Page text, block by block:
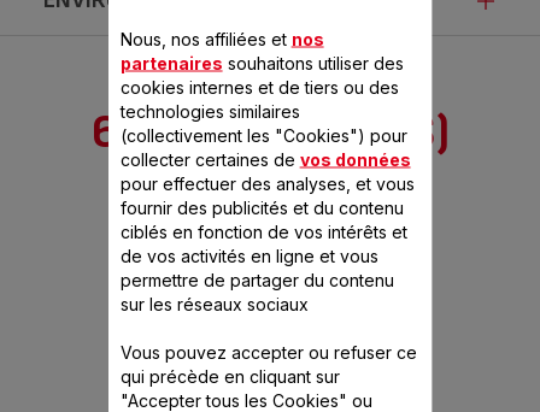
Ce produit n’est pas impacté par les
modalités de communication de la loi
Anti-Gaspillage pour une Economie
Circulaire.
6 ACCESSOIRE(S)
NEW CLASSIC
Nous, nos affiliées et nos
partenaires souhaitons utiliser des
cookies internes et de tiers ou des
technologies similaires
(collectivement les "Cookies") pour
collecter certaines de vos données
pour effectuer des analyses, et vous
fournir des publicités et du contenu
ciblés en fonction de vos intérêts et
de vos activités en ligne et vous
permettre de partager du contenu
sur les réseaux sociaux
Vous pouvez accepter ou refuser ce
qui précède en cliquant sur
"Accepter tous les Cookies" ou